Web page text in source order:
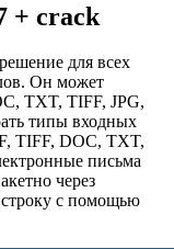
+ crack
для всех
Он может
TXT, TIFF, JPG,
типы входных
TIFF, DOC, TXT,
письма
через
с помощью